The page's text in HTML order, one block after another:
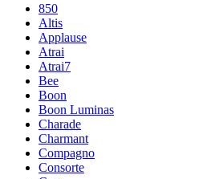
850
Altis
Applause
Atrai
Atrai7
Bee
Boon
Boon Luminas
Charade
Charmant
Compagno
Consorte